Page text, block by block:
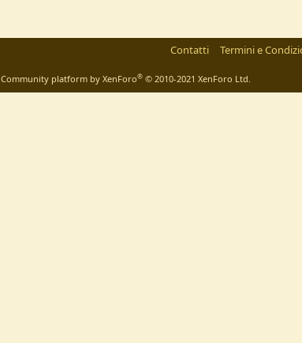
Contatti Termini e
Community platform by XenForo® © 2010-2021 XenForo Ltd.